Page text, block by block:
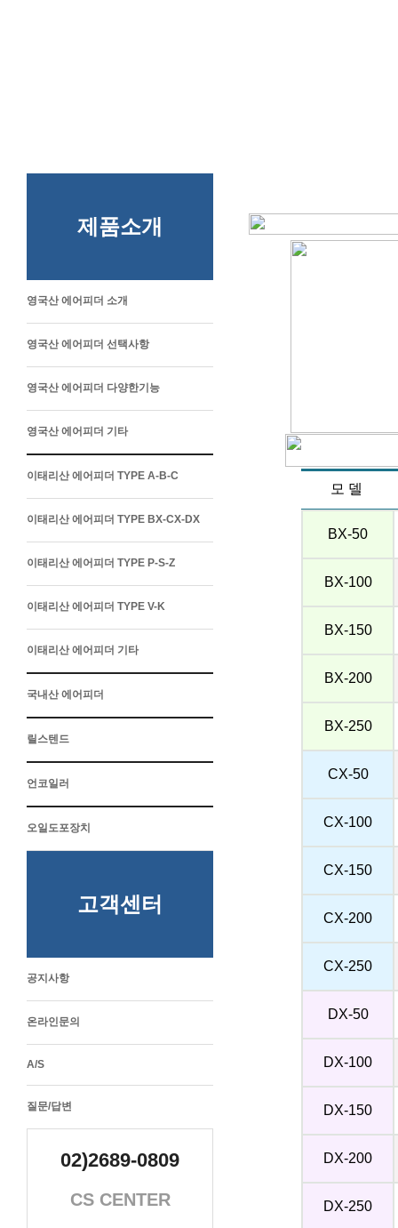
제품소개
영국산 에어피더 소개
영국산 에어피더 선택사항
영국산 에어피더 다양한기능
영국산 에어피더 기타
이태리산 에어피더 TYPE A-B-C
이태리산 에어피더 TYPE BX-CX-DX
이태리산 에어피더 TYPE P-S-Z
이태리산 에어피더 TYPE V-K
이태리산 에어피더 기타
국내산 에어피더
릴스텐드
언코일러
오일도포장치
고객센터
공지사항
온라인문의
A/S
질문/답변
02)2689-0809
CS CENTER
모 델
BX-50
BX-100
BX-150
BX-200
BX-250
CX-50
CX-100
CX-150
CX-200
CX-250
DX-50
DX-100
DX-150
DX-200
DX-250